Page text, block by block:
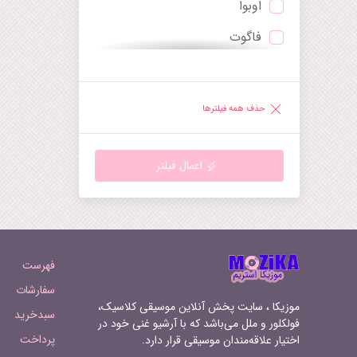
توکاتا
چنت
راپسودی
رقص
روندو
سرناد
سمفونی
سوئیت
سونات
سوناتینا
اوبوا
فاگوت
ساکسوفون
هارپ
ماندولین
ارگ‌کلیسا
سوپرانو
تنور
باریتون
حذف همه فیلترها
اعمال فیلتر
موزیکا ، سایت پخش آنلاین موسیقی کلاسیک،
فولکلور و ملل می‌باشد که با آرشیو غنی خود در
اختیار علاقه‌مندان موسیقی قرار دارد.
فهرست
سفارشات
سبدخرید
پرداخت